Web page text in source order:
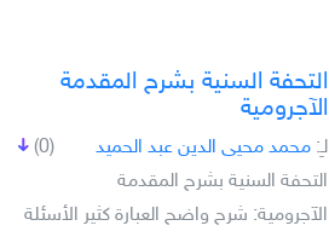
التحفة السنية بشرح المقدمة
الآجرومية
(0) لـِ: محمد محيى الدين عبد الحميد
التحفة السنية بشرح المقدمة
الآجرومية: شرح واضح العبارة كثير الأسئلة